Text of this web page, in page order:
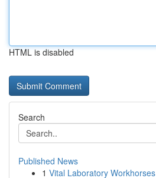
HTML is disabled
Search
Published News
1 Vital Laboratory Workhorses